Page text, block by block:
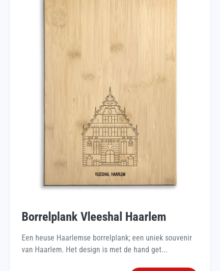
Borrelplank Vleeshal Haarlem
Een heuse Haarlemse borrelplank; een uniek souvenir
van Haarlem. Het design is met de hand get...